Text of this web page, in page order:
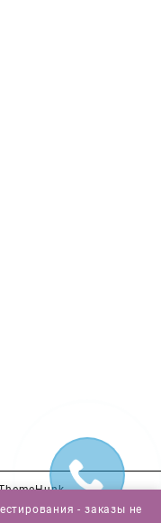
- заказы не